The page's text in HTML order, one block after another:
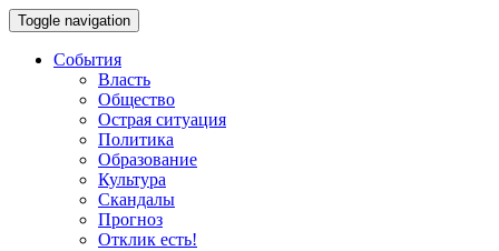
Toggle navigation
События
Власть
Общество
Острая ситуация
Политика
Образование
Культура
Скандалы
Прогноз
Отклик есть!